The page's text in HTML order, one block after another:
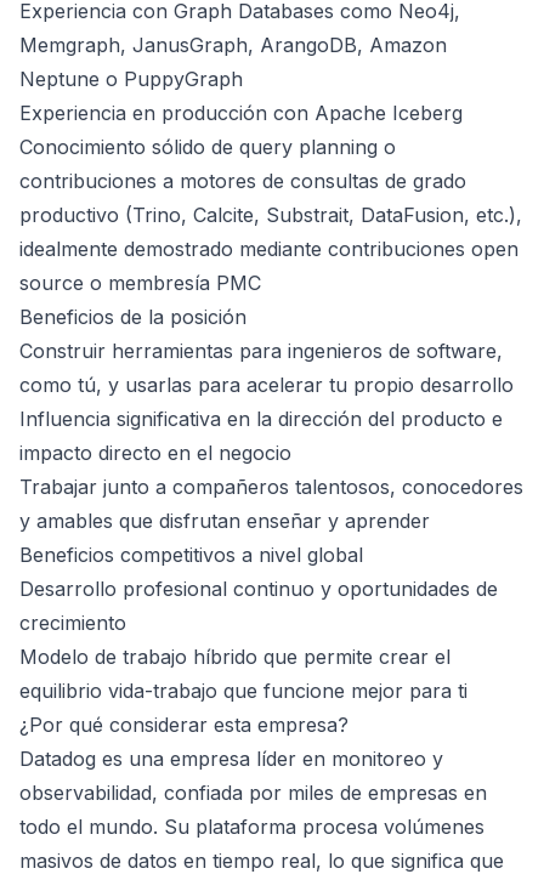
Experiencia con Graph Databases como Neo4j,
Memgraph, JanusGraph, ArangoDB, Amazon
Neptune o PuppyGraph
Experiencia en producción con Apache Iceberg
Conocimiento sólido de query planning o
contribuciones a motores de consultas de grado
productivo (Trino, Calcite, Substrait, DataFusion, etc.),
idealmente demostrado mediante contribuciones open
source o membresía PMC
Beneficios de la posición
Construir herramientas para ingenieros de software,
como tú, y usarlas para acelerar tu propio desarrollo
Influencia significativa en la dirección del producto e
impacto directo en el negocio
Trabajar junto a compañeros talentosos, conocedores
y amables que disfrutan enseñar y aprender
Beneficios competitivos a nivel global
Desarrollo profesional continuo y oportunidades de
crecimiento
Modelo de trabajo híbrido que permite crear el
equilibrio vida-trabajo que funcione mejor para ti
¿Por qué considerar esta empresa?
Datadog es una empresa líder en monitoreo y
observabilidad, confiada por miles de empresas en
todo el mundo. Su plataforma procesa volúmenes
masivos de datos en tiempo real, lo que significa que